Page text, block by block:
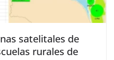
satelitales de
rurales de